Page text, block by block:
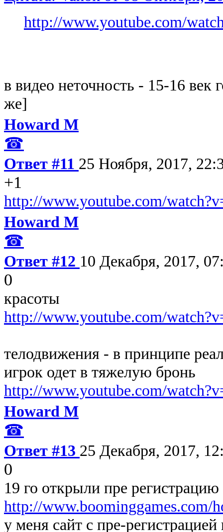
http://www.youtube.com/
в видео неточность - 15-16 век
же]
Howard M
☎
Ответ #11 25 Ноября, 2017,
+1
http://www.youtube.com/
Howard M
☎
Ответ #12 10 Декабря, 2017,
0
красоты
http://www.youtube.com/
телодвижения - в принципе
игрок одет в тяжелую бронь
http://www.youtube.com/
Howard M
☎
Ответ #13 25 Декабря, 2017,
0
19 го открыли пре регистрацию
http://www.boominggames.com/
у меня сайт с пре-